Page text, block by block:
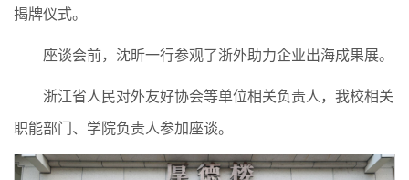
揭牌仪式。
座谈会前，沈昕一行参观了浙外助力企业出海成果展。
浙江省人民对外友好协会等单位相关负责人，我校相关
职能部门、学院负责人参加座谈。